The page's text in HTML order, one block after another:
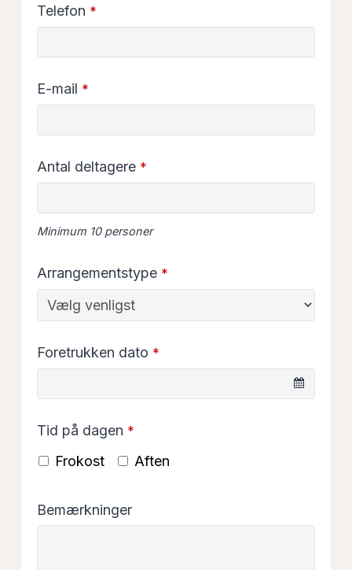
Your
Telefon *
E-mail *
Antal deltagere *
Minimum 10 personer
Arrangementstype *
Foretrukken dato *
Tid på dagen *
Frokost Aften
Bemærkninger